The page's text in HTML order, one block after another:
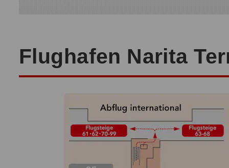
Flughafen Narita